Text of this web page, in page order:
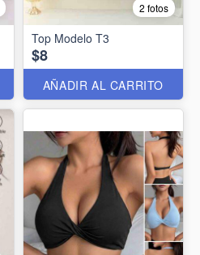
2 fotos
Top Modelo T3
$8
AÑADIR AL CARRITO